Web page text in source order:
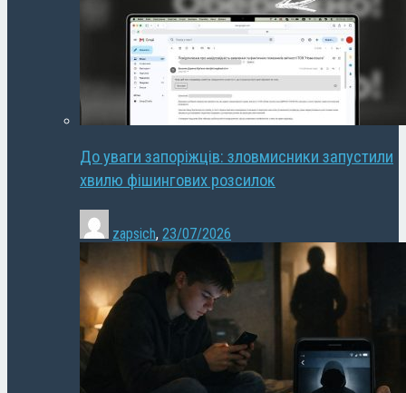
До уваги запоріжців: зловмисники запустили
хвилю фішингових розсилок
zapsich, 23/07/2026